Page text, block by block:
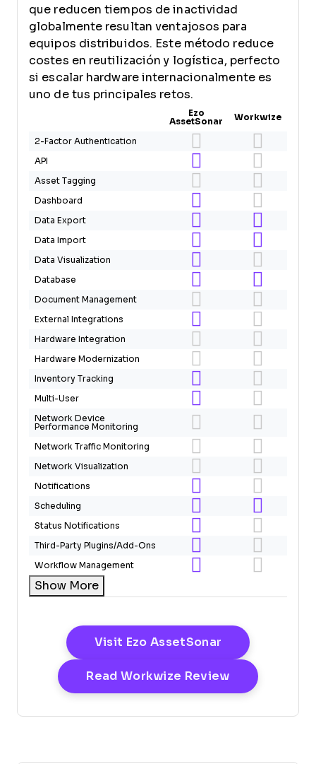
que reducen tiempos de inactividad
globalmente resultan ventajosos para
equipos distribuidos. Este método reduce
costes en reutilización y logística, perfecto
si escalar hardware internacionalmente es
uno de tus principales retos.
Ezo
AssetSonar
Workwize
2-Factor Authentication
API
Asset Tagging
Dashboard
Data Export
Data Import
Data Visualization
Database
Document Management
External Integrations
Hardware Integration
Hardware Modernization
Inventory Tracking
Multi-User
Network Device
Performance Monitoring
Network Traffic Monitoring
Network Visualization
Notifications
Scheduling
Status Notifications
Third-Party Plugins/Add-Ons
Workflow Management
Show More
Visit Ezo AssetSonar Opens New
Read Workwize ReviewOpens New